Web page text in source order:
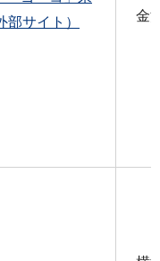
サイト）
金